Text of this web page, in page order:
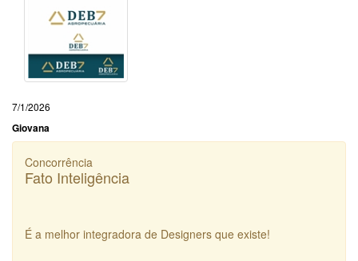
7/1/2026
Giovana
Concorrência
Fato Inteligência
É a melhor integradora de Designers que existe!